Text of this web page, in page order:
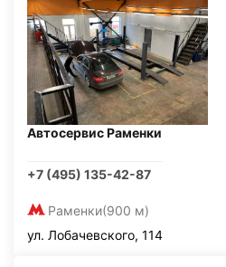
Автосервис Раменки
+7 (495) 135-42-87
Раменки(900 м)
ул. Лобачевского, 114